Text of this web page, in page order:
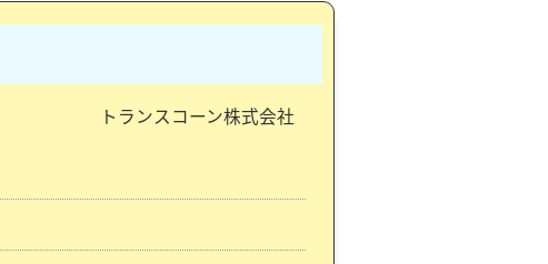
トランスコーン株式会社